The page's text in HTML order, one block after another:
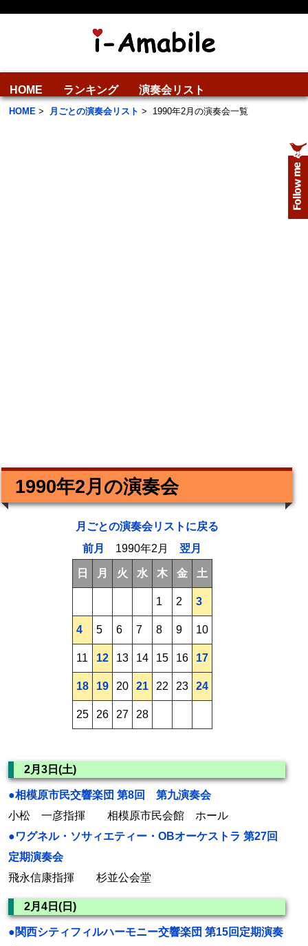
HOME ランキング 演奏会リスト
HOME > 月ごとの演奏会リスト > 1990年2月の演奏会一覧
1990年2月の演奏会
月ごとの演奏会リストに戻る
前月
1990年2月翌月
日 月 火 水 木 金 土
1 2 3
4 5 6 7 8 9 10
11 12 13 14 15 16 17
18 19 20 21 22 23 24
25 26 27 28
2月3日(土)
●相模原市民交響楽団 第8回 第九演奏会
小松 一彦指揮 相模原市民会館 ホール
●ワグネル・ソサィエティー・OBオーケストラ 第27回
定期演奏会
飛永信康指揮 杉並公会堂
2月4日(日)
●関西シティフィルハーモニー交響楽団 第15回定期演奏